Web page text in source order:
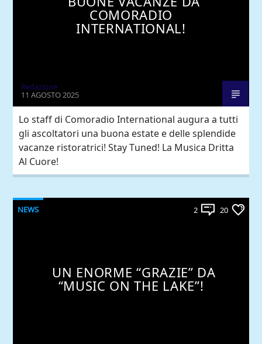
COMORADIO
INTERNATIONAL!
Redazione
11 AGOSTO 2025
Lo staff di Comoradio International augura a tutti
gli ascoltatori una buona estate e delle splendide
vacanze ristoratrici! Stay Tuned! La Musica Dritta
Al Cuore!
NEWS 2 20
UN ENORME “GRAZIE” DA
“MUSIC ON THE LAKE”!